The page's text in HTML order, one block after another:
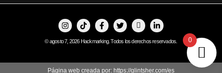
© agosto 7, 2026 Hackmarking. Todos los derechos reservados.
Página web creada por: https://glintsher.com/es
0